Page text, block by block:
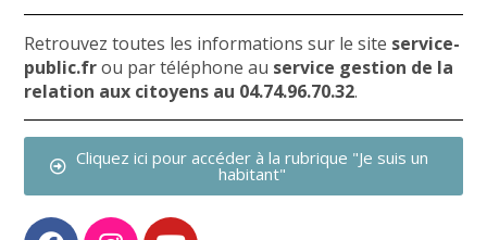
Retrouvez toutes les informations sur le site service-
public.fr ou par téléphone au service gestion de la
relation aux citoyens au 04.74.96.70.32.
Cliquez ici pour accéder à la rubrique "Je suis un
habitant"